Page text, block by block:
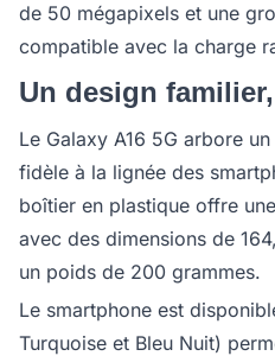
de 50 mégapixels et une
compatible avec la charge
Un design
Le Galaxy A16 5G arbore
fidèle à la lignée des
boîtier en plastique offre
avec des dimensions de
un poids de 200 grammes.
Le smartphone est
Turquoise et Bleu Nuit)